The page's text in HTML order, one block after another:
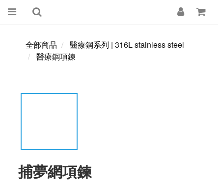
全部商品
醫療鋼系列 | 316L stainless steel
醫療鋼項鍊
捕夢網項鍊